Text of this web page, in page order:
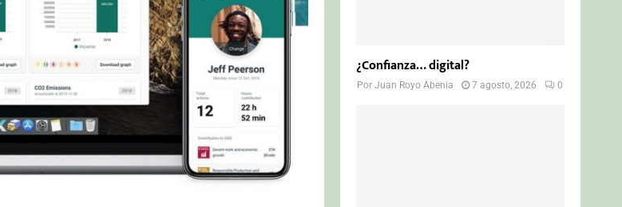
¿Confianza… digital?
PorJuan Royo Abenia 7 agosto, 2026 0